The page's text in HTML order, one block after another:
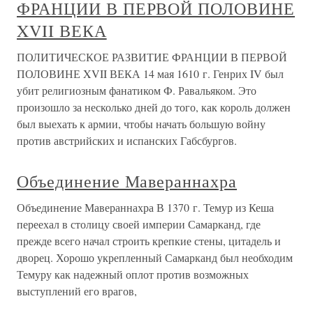
ФРАНЦИИ В ПЕРВОЙ ПОЛОВИНЕ
XVII ВЕКА
ПОЛИТИЧЕСКОЕ РАЗВИТИЕ ФРАНЦИИ В ПЕРВОЙ
ПОЛОВИНЕ XVII ВЕКА 14 мая 1610 г. Генрих IV был
убит религиозным фанатиком Ф. Равальяком. Это
произошло за несколько дней до того, как король должен
был выехать к армии, чтобы начать большую войну
против австрийских и испанских Габсбургов.
Объединение Мавераннахра
Объединение Мавераннахра В 1370 г. Темур из Кеша
переехал в столицу своей империи Самарканд, где
прежде всего начал строить крепкие стены, цитадель и
дворец. Хорошо укрепленный Самарканд был необходим
Темуру как надежный оплот против возможных
выступлений его врагов,